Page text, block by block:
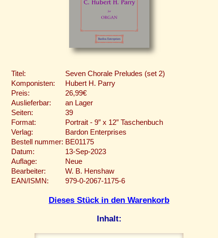
Titel:
Seven Chorale Preludes (set 2)
Komponisten:
Hubert H. Parry
Preis:
26,99€
Auslieferbar:
an Lager
Seiten:
39
Format:
Portrait - 9” x 12” Taschenbuch
Verlag:
Bardon Enterprises
Bestell nummer: BE01175
Datum:
13-Sep-2023
Auflage:
Neue
Bearbeiter:
W. B. Henshaw
EAN/ISMN:
979-0-2067-1175-6
Dieses Stück in den Warenkorb
Inhalt: